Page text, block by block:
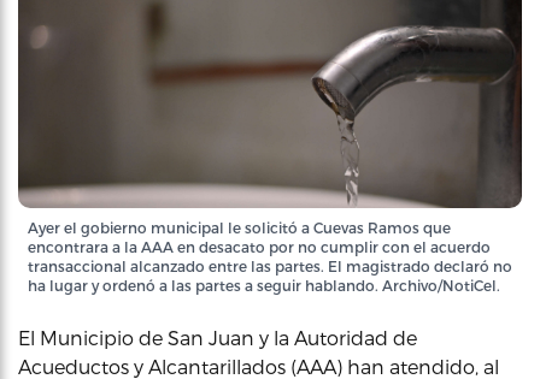
Ayer el gobierno municipal le solicitó a Cuevas Ramos que
encontrara a la AAA en desacato por no cumplir con el acuerdo
transaccional alcanzado entre las partes. El magistrado declaró no
ha lugar y ordenó a las partes a seguir hablando. Archivo/NotiCel.
El Municipio de San Juan y la Autoridad de
Acueductos y Alcantarillados (AAA) han atendido, al